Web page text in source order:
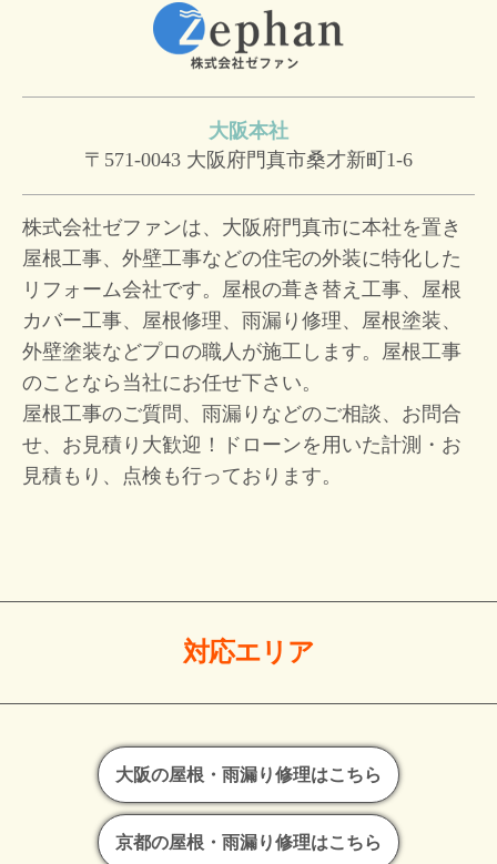
大阪本社
〒571-0043 大阪府門真市桑才新町1-6
株式会社ゼファンは、大阪府門真市に本社を置き
屋根工事、外壁工事などの住宅の外装に特化した
リフォーム会社です。屋根の葺き替え工事、屋根
カバー工事、屋根修理、雨漏り修理、屋根塗装、
外壁塗装などプロの職人が施工します。屋根工事
のことなら当社にお任せ下さい。
屋根工事のご質問、雨漏りなどのご相談、お問合
せ、お見積り大歓迎！
ドローンを用いた計測・お
見積もり、点検も行っております。
対応エリア
大阪の屋根・雨漏り修理はこちら
京都の屋根・雨漏り修理はこちら